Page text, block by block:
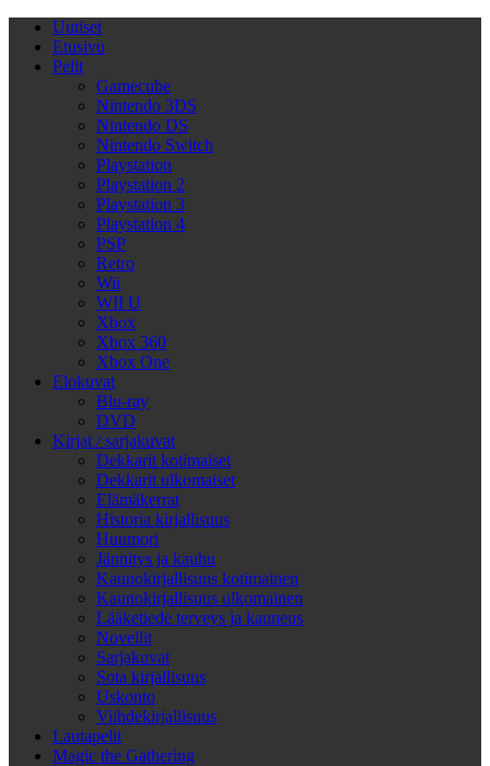
Uutiset
Etusivu
Pelit
Gamecube
Nintendo 3DS
Nintendo DS
Nintendo Switch
Playstation
Playstation 2
Playstation 3
Playstation 4
PSP
Retro
Wii
WII U
Xbox
Xbox 360
Xbox One
Elokuvat
Blu-ray
DVD
Kirjat / sarjakuvat
Dekkarit kotimaiset
Dekkarit ulkomaiset
Elämäkerrat
Historia kirjallisuus
Huumori
Jännitys ja kauhu
Kaunokirjallisuus kotimainen
Kaunokirjallisuus ulkomainen
Lääketiede terveys ja kauneus
Novellit
Sarjakuvat
Sota kirjallisuus
Uskonto
Viihdekirjallisuus
Lautapelit
Magic the Gathering